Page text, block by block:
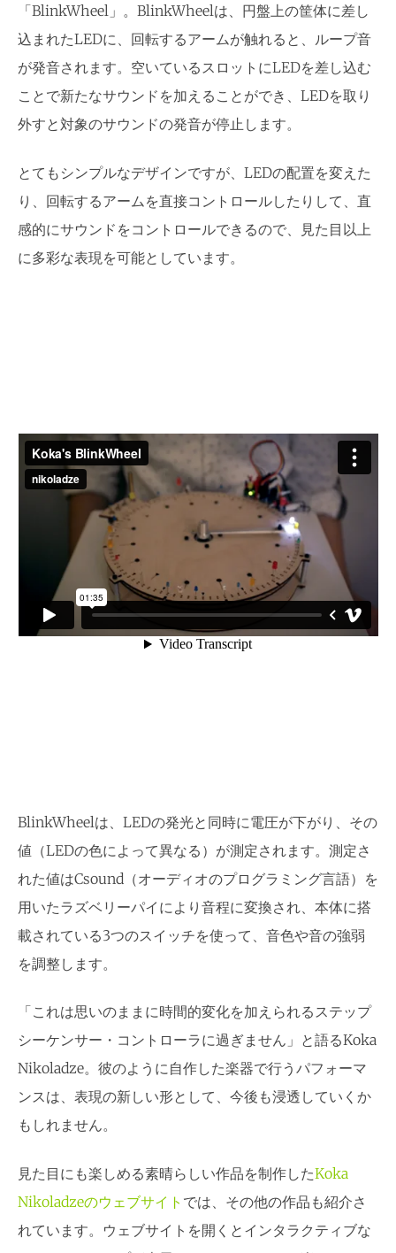
「BlinkWheel」。BlinkWheelは、円盤上の筐体に差し
込まれたLEDに、回転するアームが触れると、ループ音
が発音されます。空いているスロットにLEDを差し込む
ことで新たなサウンドを加えることができ、LEDを取り
外すと対象のサウンドの発音が停止します。
とてもシンプルなデザインですが、LEDの配置を変えた
り、回転するアームを直接コントロールしたりして、直
感的にサウンドをコントロールできるので、見た目以上
に多彩な表現を可能としています。
BlinkWheelは、LEDの発光と同時に電圧が下がり、その
値（LEDの色によって異なる）が測定されます。測定さ
れた値はCsound（オーディオのプログラミング言語）を
用いたラズベリーパイにより音程に変換され、本体に搭
載されている3つのスイッチを使って、音色や音の強弱
を調整します。
「これは思いのままに時間的変化を加えられるステップ
シーケンサー・コントローラに過ぎません」と語るKoka
Nikoladze。彼のように自作した楽器で行うパフォーマ
ンスは、表現の新しい形として、今後も浸透していくか
もしれません。
見た目にも楽しめる素晴らしい作品を制作したKoka
Nikoladzeのウェブサイト では、その他の作品も紹介さ
れています。ウェブサイトを開くとインタラクティブな